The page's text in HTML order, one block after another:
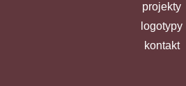
projekty
logotypy
kontakt